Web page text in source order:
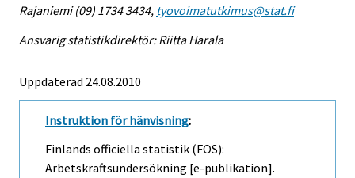
Rajaniemi (09) 1734 3434, tyovoimatutkimus@stat.fi
Ansvarig statistikdirektör: Riitta Harala
Uppdaterad 24.08.2010
Instruktion för hänvisning:
Finlands officiella statistik (FOS):
Arbetskraftsundersökning [e-publikation].